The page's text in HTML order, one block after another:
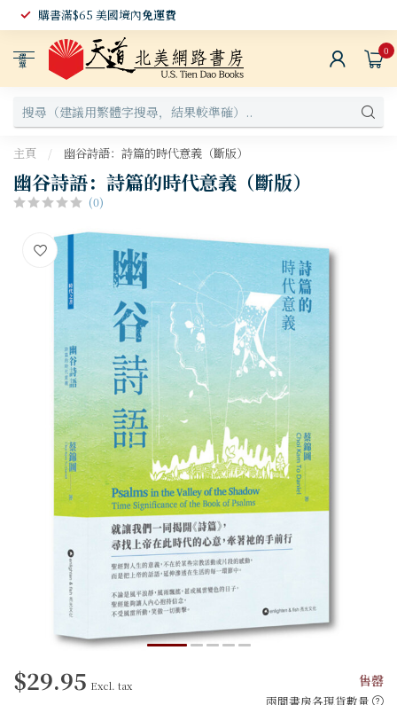
購書滿$65 美國境內免運費
選
單
0
主頁 / 幽谷詩語：詩篇的時代意義（斷版）
幽谷詩語：詩篇的時代意義（斷版）
(0)
$29.95 Excl. tax 售罄
兩間書房各現貨數量